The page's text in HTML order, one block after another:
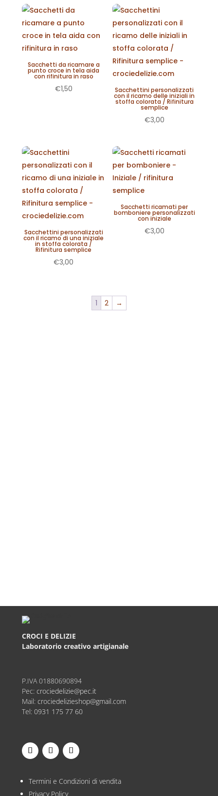
Sacchetti da ricamare a
punto croce in tela aida
con rifinitura in raso
€1,50 Sacchettini personalizzati
con il ricamo delle iniziali in
stoffa colorata / Rifinitura
semplice
€3,00
Sacchettini personalizzati
con il ricamo di una iniziale
in stoffa colorata /
Rifinitura semplice
€3,00
Sacchetti ricamati per
bomboniere personalizzati
con iniziale
€3,00
1 2 →
CROCI E DELIZIE
Laboratorio creativo artigianale
P.IVA01880690894
Pec: crociedelizie@pec.it
Mail: crociedelizieshop@gmail.com
Tel: 0931 175 77 60
Termini e Condizioni di vendita
Privacy Policy